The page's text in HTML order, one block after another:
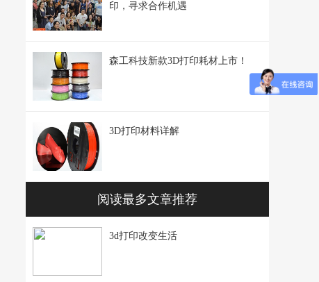
印，寻求合作机遇
森工科技新款3D打印耗材上市！
3D打印材料详解
阅读最多文章推荐
3d打印改变生活